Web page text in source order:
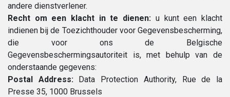
andere dienstverlener.
Recht om een klacht in te dienen: u kunt een klacht
indienen bij de Toezichthouder voor Gegevensbescherming,
die voor ons de Belgische
Gegevensbeschermingsautoriteit is, met behulp van de
onderstaande gegevens:
Postal Address:Data Protection Authority, Rue de la
Presse 35, 1000 Brussels